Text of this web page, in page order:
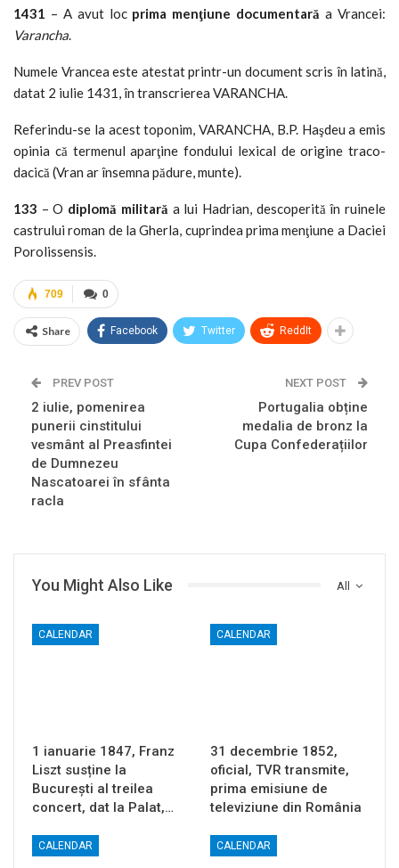
1431 – A avut loc prima menţiune documentară a Vrancei:
Varancha.
Numele Vrancea este atestat printr-un document scris în latină,
datat 2 iulie 1431, în transcrierea VARANCHA.
Referindu-se la acest toponim, VARANCHA, B.P. Haşdeu a emis
opinia că termenul aparţine fondului lexical de origine traco-
dacică (Vran ar însemna pădure, munte).
133 – O diplomă militară a lui Hadrian, descoperită în ruinele
castrului roman de la Gherla, cuprindea prima menţiune a Daciei
Porolissensis.
0
709
Share Facebook Twitter ReddIt
PREV POST
2 iulie, pomenirea
punerii cinstitului
vesmânt al Preasfintei
de Dumnezeu
Nascatoarei în sfânta
racla
NEXT POST
Portugalia obține
medalia de bronz la
Cupa Confederațiilor
All
You Might Also Like
CALENDAR
1 ianuarie 1847, Franz
Liszt susține la
București al treilea
concert, dat la Palat,…
CALENDAR
31 decembrie 1852,
oficial, TVR transmite,
prima emisiune de
televiziune din România
CALENDAR CALENDAR